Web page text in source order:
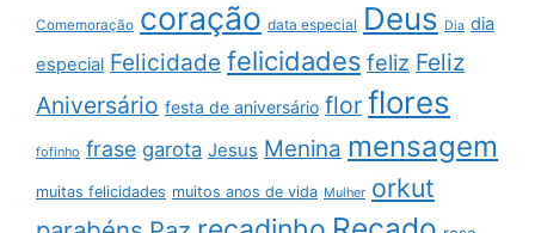
Comemoração coração data especial Deus Dia dia
especial Felicidade felicidades feliz Feliz
Aniversário festa de aniversário flor flores
fofinho frase garota Jesus Menina mensagem
muitas felicidades muitos anos de vida Mulher orkut